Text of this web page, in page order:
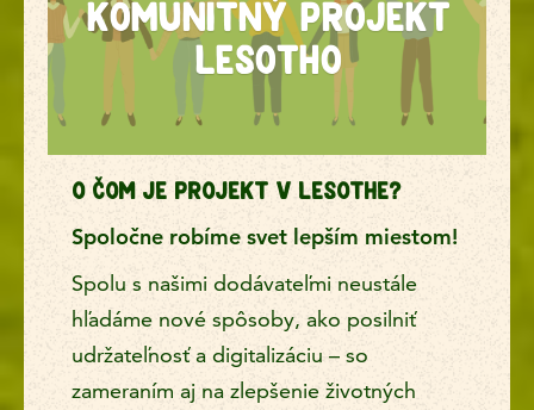
Komunitný projekt
Komunitný projekt
Lesotho
O ČOM JE PROJEKT V LESOTHE?
Spoločne robíme svet lepším miestom!
Spolu s našimi dodávateľmi neustále
hľadáme nové spôsoby, ako posilniť
udržateľnosť a digitalizáciu – so
zameraním aj na zlepšenie životných